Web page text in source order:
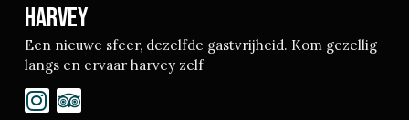
Harvey
Een nieuwe sfeer, dezelfde gastvrijheid. Kom gezellig
langs en ervaar harvey zelf